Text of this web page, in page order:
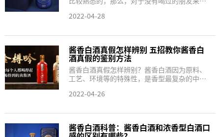
酒口感特点是怎样？...
2022-04-28
酱香白酒真假怎样辨别 五招教你酱香白
酒真假的鉴别方法
酱香白酒真假怎样辨别？酱香白酒因为原料、
工艺、环境等的特殊性，是香型最复杂的中国
上，因为巨大的利润诱惑，有些不法分子通过
一些口感相似，但品质、安全没法保证的假酱
香...
2022-04-26
酱香白酒科普：酱香白酒和浓香型白酒口